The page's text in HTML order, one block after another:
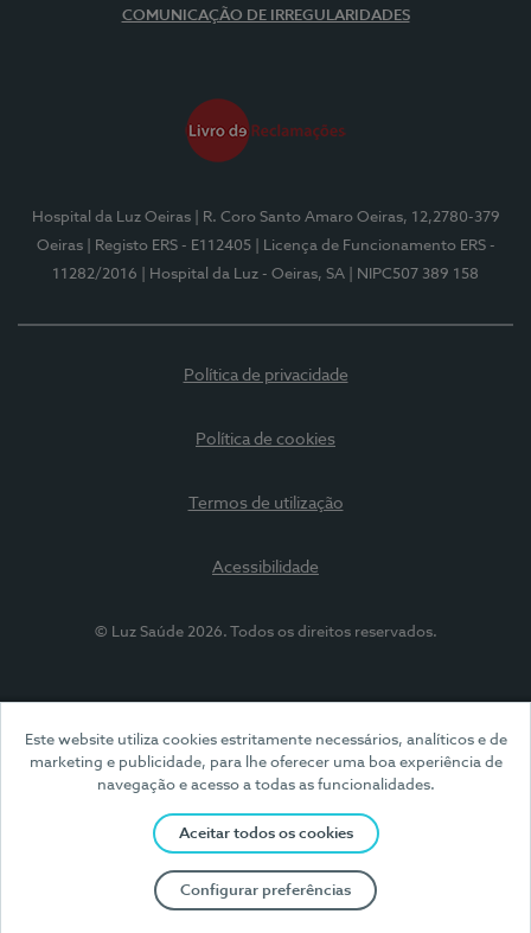
Este website utiliza cookies estritamente necessários, analíticos e de
marketing e publicidade, para lhe oferecer uma boa experiência de
navegação e acesso a todas as funcionalidades.
Aceitar todos os cookies
Configurar preferências
COMUNICAÇÃO DE IRREGULARIDADES
Hospital da Luz Oeiras
| R. Coro Santo Amaro Oeiras, 12,2780-379
Oeiras
| Registo ERS - E112405
| Licença de Funcionamento ERS -
11282/2016
| Hospital da Luz - Oeiras, SA | NIPC507 389 158
Política de privacidade
Política de cookies
Termos de utilização
Acessibilidade
© Luz Saúde 2026. Todos os direitos reservados.